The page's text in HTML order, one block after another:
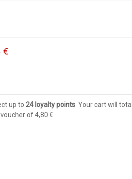
€
up to 24loyalty points. Your cart will total
of4,80 €.